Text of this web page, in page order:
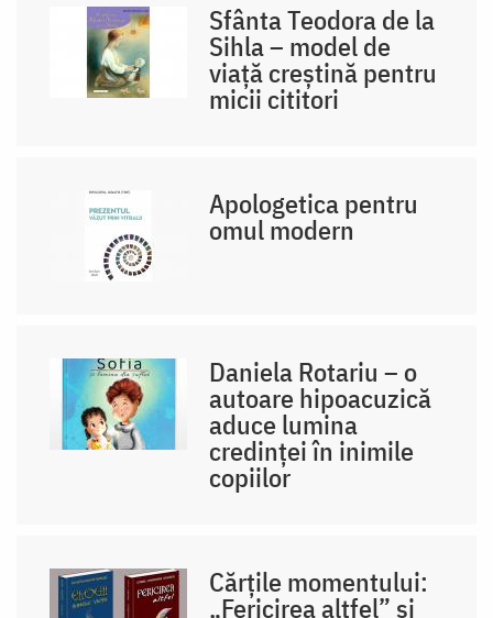
Sfânta Teodora de la
Sihla – model de
viaţă creştină pentru
micii cititori
Apologetica pentru
omul modern
Daniela Rotariu – o
autoare hipoacuzică
aduce lumina
credinței în inimile
copiilor
Cărțile momentului:
„Fericirea altfel” și